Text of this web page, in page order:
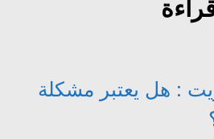
: هل يعتبر مشكلة